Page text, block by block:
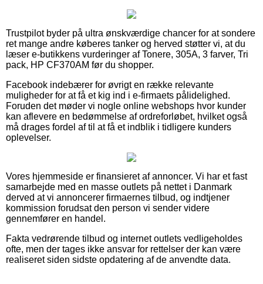
Trustpilot byder på ultra ønskværdige chancer for at sondere
ret mange andre køberes tanker og herved støtter vi, at du
læser e-butikkens vurderinger af Tonere, 305A, 3 farver, Tri
pack, HP CF370AM før du shopper.
Facebook indebærer for øvrigt en række relevante
muligheder for at få et kig ind i e-firmaets pålidelighed.
Foruden det møder vi nogle online webshops hvor kunder
kan aflevere en bedømmelse af ordreforløbet, hvilket også
må drages fordel af til at få et indblik i tidligere kunders
oplevelser.
Vores hjemmeside er finansieret af annoncer. Vi har et fast
samarbejde med en masse outlets på nettet i Danmark
derved at vi annoncerer firmaernes tilbud, og indtjener
kommission forudsat den person vi sender videre
gennemfører en handel.
Fakta vedrørende tilbud og internet outlets vedligeholdes
ofte, men der tages ikke ansvar for rettelser der kan være
realiseret siden sidste opdatering af de anvendte data.